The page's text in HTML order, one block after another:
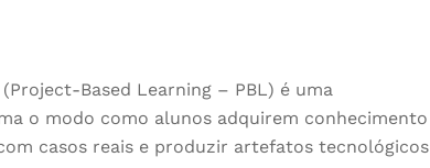
Based Learning – PBL) é uma
o modo como alunos adquirem conhecimento
casos reais e produzir artefatos tecnológicos